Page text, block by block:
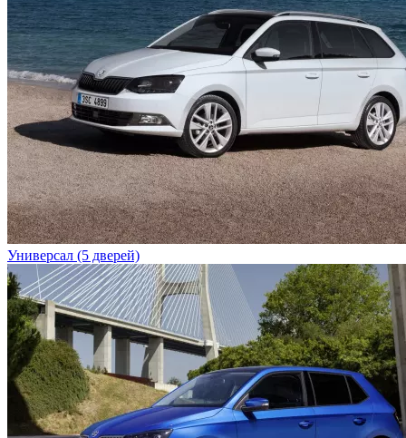
Универсал (5 дверей)